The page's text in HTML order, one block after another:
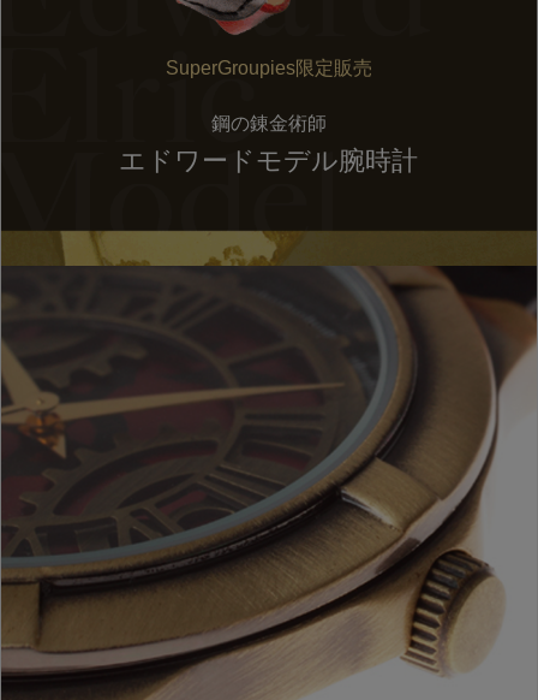
SuperGroupies限定販売
鋼の錬金術師
エドワードモデル腕時計